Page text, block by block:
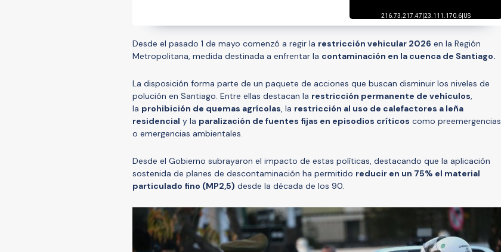
Desde el pasado 1 de mayo comenzó a regir la restricción vehicular 2026 en la Región
Metropolitana, medida destinada a enfrentar la contaminación en la cuenca de Santiago.
La disposición forma parte de un paquete de acciones que buscan disminuir los niveles de
polución en Santiago. Entre ellas destacan la restricción permanente de vehículos,
la prohibición de quemas agrícolas, la restricción al uso de calefactores a leña
residencial y la paralización de fuentes fijas en episodios críticos como preemergencias
o emergencias ambientales.
Desde el Gobierno subrayaron el impacto de estas políticas, destacando que la aplicación
sostenida de planes de descontaminación ha permitido reducir en un 75% el material
particulado fino (MP2,5) desde la década de los 90.